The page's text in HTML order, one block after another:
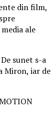
din film,
ale
sunet s-a
Miron, iar de